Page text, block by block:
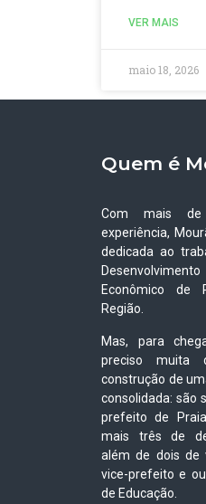
VER MAIS
maio 18, 2026
Quem é
Com mais
experiência,
dedicada ao
Econômico de
Região.
Mas, para
preciso muita
construção de
consolidada: são
prefeito de
mais três de
além de dois de
vice-prefeito e
de Educação.